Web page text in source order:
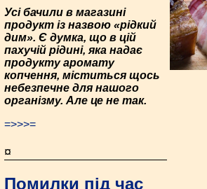
Усі бачили в магазині
продукт із назвою «рідкий
дим». Є думка, що в цій
пахучій рідині, яка надає
продукту аромату
копчення, міститься щось
небезпечне для нашого
організму. Але це не так.
=>>>=
¤
Помилки під час